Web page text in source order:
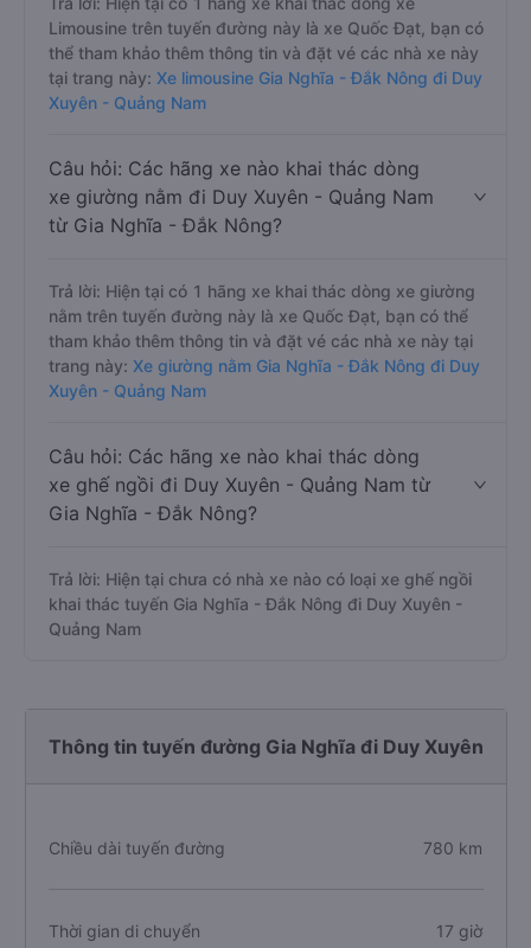
Limousine trên tuyến đường này là xe Quốc Đạt, bạn có
thể tham khảo thêm thông tin và đặt vé các nhà xe này
tại trang này: Xe limousine Gia Nghĩa - Đắk Nông đi Duy
Xuyên - Quảng Nam
Câu hỏi: Các hãng xe nào khai thác dòng
xe giường nằm đi Duy Xuyên - Quảng Nam
từ Gia Nghĩa - Đắk Nông?
Trả lời: Hiện tại có 1 hãng xe khai thác dòng xe giường
nằm trên tuyến đường này là xe Quốc Đạt, bạn có thể
tham khảo thêm thông tin và đặt vé các nhà xe này tại
trang này: Xe giường nằm Gia Nghĩa - Đắk Nông đi Duy
Xuyên - Quảng Nam
Câu hỏi: Các hãng xe nào khai thác dòng
xe ghế ngồi đi Duy Xuyên - Quảng Nam từ
Gia Nghĩa - Đắk Nông?
Trả lời: Hiện tại chưa có nhà xe nào có loại xe ghế ngồi
khai thác tuyến Gia Nghĩa - Đắk Nông đi Duy Xuyên -
Quảng Nam
Thông tin tuyến đường Gia Nghĩa đi Duy Xuyên
Chiều dài tuyến đường 780 km
Thời gian di chuyển 17 giờ